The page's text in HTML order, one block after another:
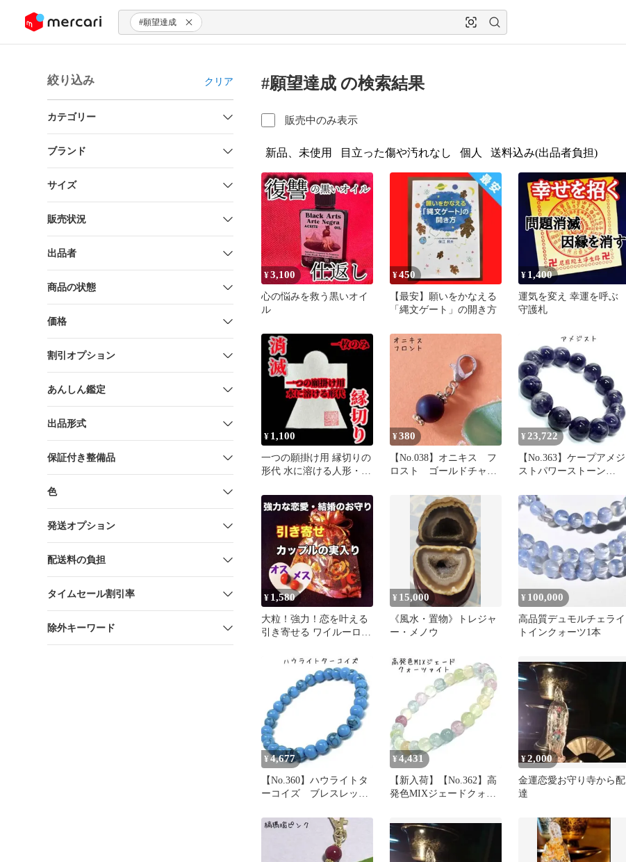
ツにスキップ #願望達成
絞り込み クリア
カテゴリー
ブランド
サイズ
販売状況
出品者
商品の状態
価格
割引オプション
あんしん鑑定
出品形式
保証付き整備品
色
発送オプション
配送料の負担
タイムセール割引率
除外キーワード
#願望達成 の検索結果
販売中のみ表示
新品、未使用 目立った傷や汚れなし 個人 送料込み(出品者負担)
¥3,100
心の悩みを救う黒いオイ
ル
¥450
【最安】願いをかなえる
「縄文ゲート」の開き方
¥ 1,400
運気を変え 幸運を呼ぶ
守護札
¥ 1,100
一つの願掛け用 縁切りの
形代 水に溶ける人形・浄
¥380
【No.038】オニキス フ
ロスト ゴールドチャー
¥ 23,722
【No.363】ケープアメジ
ストパワーストーン
¥ 1,580
大粒！強力！恋を叶える
引き寄せる ワイルーロお
¥ 15,000
《風水・置物》トレジャ
ー・メノウ
¥ 100,000
高品質デュモルチェライ
トインクォーツ1本
¥4,677
【No.360】ハウライトタ
ーコイズ ブレスレット
ン
¥4,431
【新入荷】【No.362】高
発色MIXジェードクォー
¥2,000
金運恋愛お守り寺から配
達